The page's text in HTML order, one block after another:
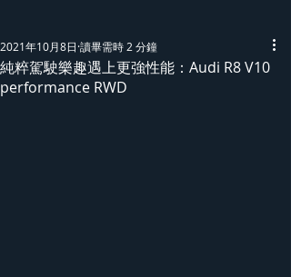
純粹駕駛樂趣遇上更強性能：Audi R8 V10
performance RWD
2021年10月8日 讀畢需時 2 分鐘